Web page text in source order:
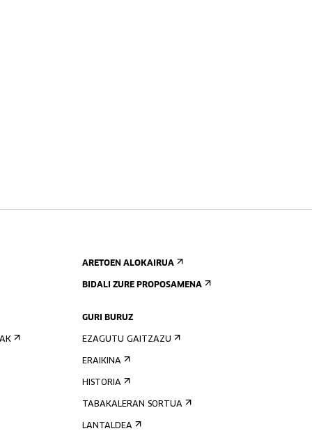
ARETOEN ALOKAIRUA
BIDALI ZURE PROPOSAMENA
GURI BURUZ
EZAGUTU GAITZAZU
ERAIKINA
HISTORIA
TABAKALERAN SORTUA
LANTALDEA